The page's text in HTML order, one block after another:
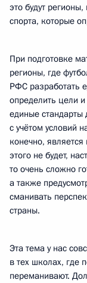
это будут
спорта, которые
При подготовке
регионы, где
РФС разработать
определить цели
единые стандарты
с учётом условий
конечно,
этого не будет,
то очень сложно
а также
сманивать
страны.
Эта тема у нас
в тех школах, где
переманивают.